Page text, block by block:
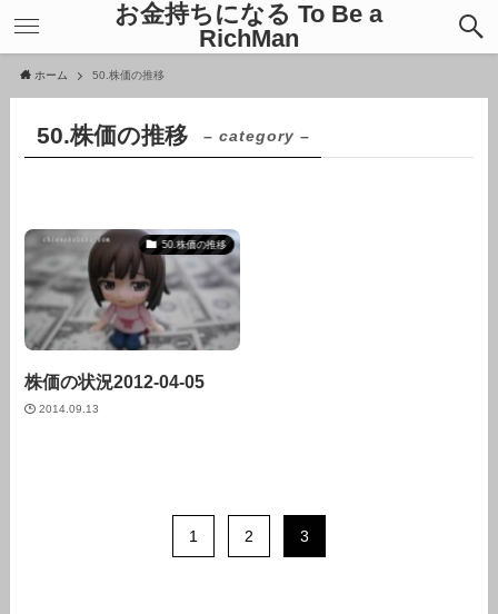
お金持ちになる To Be a
RichMan
ホーム 50.株価の推移
50.株価の推移 – category –
50.株価の推移
株価の状況2012-04-05
2014.09.13
1 2 3